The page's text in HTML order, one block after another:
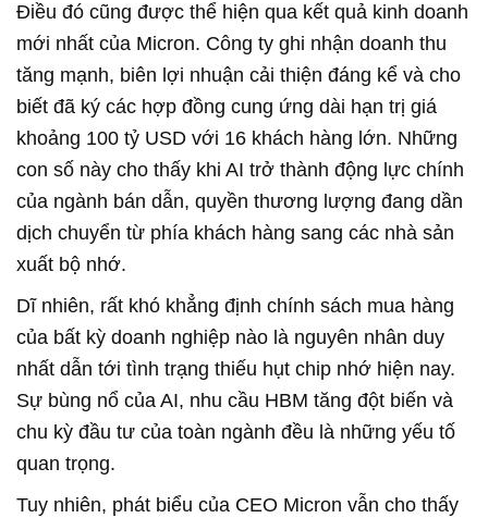
Điều đó cũng được thể hiện qua kết quả kinh doanh
mới nhất của Micron. Công ty ghi nhận doanh thu
tăng mạnh, biên lợi nhuận cải thiện đáng kể và cho
biết đã ký các hợp đồng cung ứng dài hạn trị giá
khoảng 100 tỷ USD với 16 khách hàng lớn. Những
con số này cho thấy khi AI trở thành động lực chính
của ngành bán dẫn, quyền thương lượng đang dần
dịch chuyển từ phía khách hàng sang các nhà sản
xuất bộ nhớ.
Dĩ nhiên, rất khó khẳng định chính sách mua hàng
của bất kỳ doanh nghiệp nào là nguyên nhân duy
nhất dẫn tới tình trạng thiếu hụt chip nhớ hiện nay.
Sự bùng nổ của AI, nhu cầu HBM tăng đột biến và
chu kỳ đầu tư của toàn ngành đều là những yếu tố
quan trọng.
Tuy nhiên, phát biểu của CEO Micron vẫn cho thấy